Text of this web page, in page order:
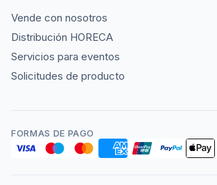
Vende con nosotros
Distribución HORECA
Servicios para eventos
Solicitudes de producto
FORMAS DE PAGO